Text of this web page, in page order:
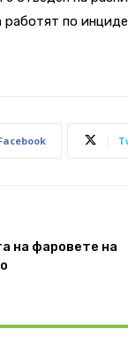
по
на фаровете на